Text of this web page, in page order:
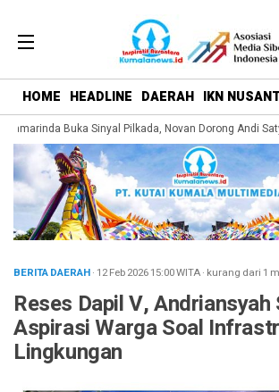
HOME HEADLINE DAERAH IKN
Buka Sinyal Pilkada, Novan Dorong Andi
BERITA DAERAH· 12 Feb 202615:00WITA· kurang dari 1
Reses Dapil V, Andriansyah
Aspirasi Warga Soal
Lingkungan